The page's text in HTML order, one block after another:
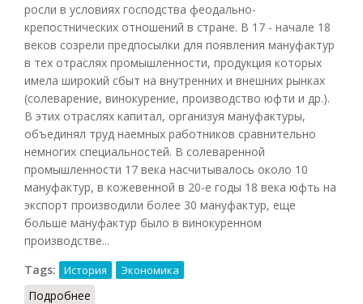
росли в условиях господства феодально-
крепостнических отношений в стране. В 17 - начале 18
веков созрели предпосылки для появления мануфактур
в тех отраслях промышленности, продукция которых
имела широкий сбыт на внутренних и внешних рынках
(солеварение, винокурение, производство юфти и др.).
В этих отраслях капитал, организуя мануфактуры,
объединял труд наемных работников сравнительно
немногих специальностей. В солеваренной
промышленности 17 века насчитывалось около 10
мануфактур, в кожевенной в 20-е годы 18 века юфть на
экспорт производили более 30 мануфактур, еще
больше мануфактур было в винокуренном
производстве...
Tags:
История Экономика
Подробнее